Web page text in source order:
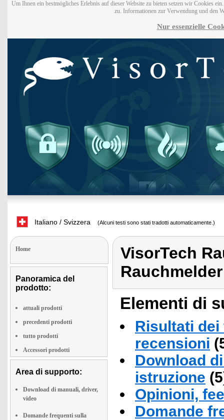
Um Ihnen ein bestmögliches Erlebnis auf dieser Website zu bieten setzen wir Cookies
zu. Informationen zur Verwendung und den
Nur essenzielle
Italiano / Svizzera (Alcuni testi sono stati tradotti automaticamente.)
Home
Panoramica del
prodotto:
attuali prodotti
precedenti prodotti
tutto prodotti
Accessori prodotti
Area di supporto:
Download di manuali, driver,
video
Domande frequenti sulla
VisorTech
Rauchmelder
Elementi di
Risultati
recensioni
Download
istruzione
Opinioni,
Domande